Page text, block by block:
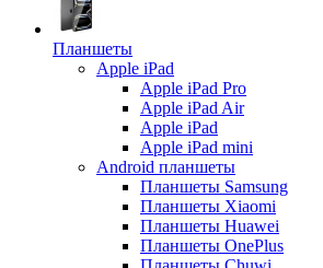
Планшеты
Apple iPad
Apple iPad Pro
Apple iPad Air
Apple iPad
Apple iPad mini
Android планшеты
Планшеты Samsung
Планшеты Xiaomi
Планшеты Huawei
Планшеты OnePlus